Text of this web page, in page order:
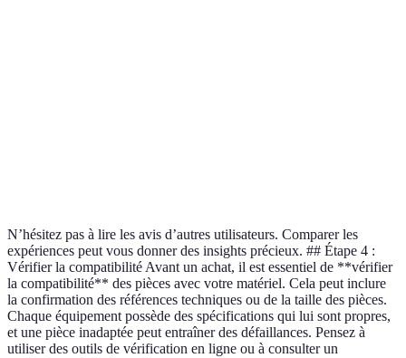
N’hésitez pas à lire les avis d’autres utilisateurs. Comparer les
expériences peut vous donner des insights précieux. ## Étape 4 :
Vérifier la compatibilité Avant un achat, il est essentiel de **vérifier
la compatibilité** des pièces avec votre matériel. Cela peut inclure
la confirmation des références techniques ou de la taille des pièces.
Chaque équipement possède des spécifications qui lui sont propres,
et une pièce inadaptée peut entraîner des défaillances. Pensez à
utiliser des outils de vérification en ligne ou à consulter un